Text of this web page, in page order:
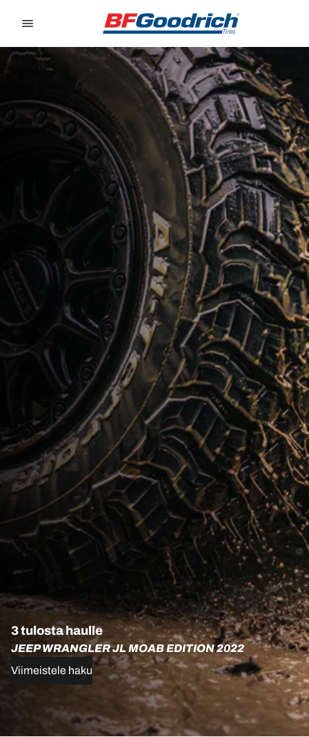
3 tulosta haulle
JEEP WRANGLER JL MOAB EDITION 2022
Viimeistele haku